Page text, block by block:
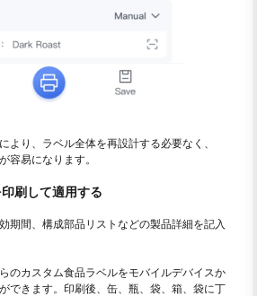
より、ラベル全体を再設計する必要なく、
容易になります。
刷して適用する
期間、構成部品リストなどの製品詳細を記入
のカスタム食品ラベルをモバイルデバイスか
できます。印刷後、缶、瓶、袋、箱、袋に丁